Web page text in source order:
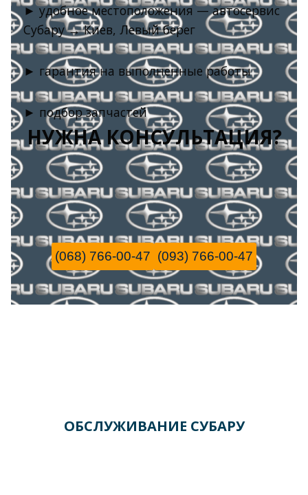
► удобное местоположения — автосервис
Субару → Киев, Левый берег
► гарантия на выполненные работы
► подбор запчастей
НУЖНА КОНСУЛЬТАЦИЯ?
(068) 766-00-47 (093) 766-00-47
ОБСЛУЖИВАНИЕ СУБАРУ